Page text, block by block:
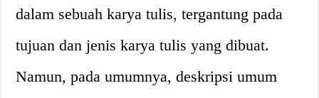
dalam sebuah karya tulis, tergantung pada
tujuan dan jenis karya tulis yang dibuat.
Namun, pada umumnya, deskripsi umum